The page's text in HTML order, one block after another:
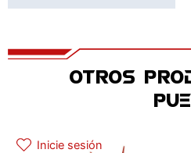
OTROS
Inicie sesión